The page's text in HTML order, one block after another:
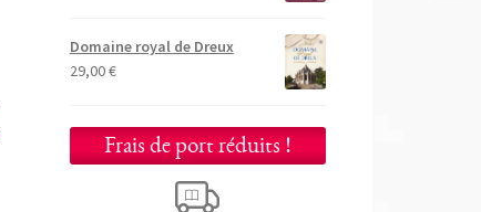
Domaine royal de Dreux
29,00€
Frais de port réduits !